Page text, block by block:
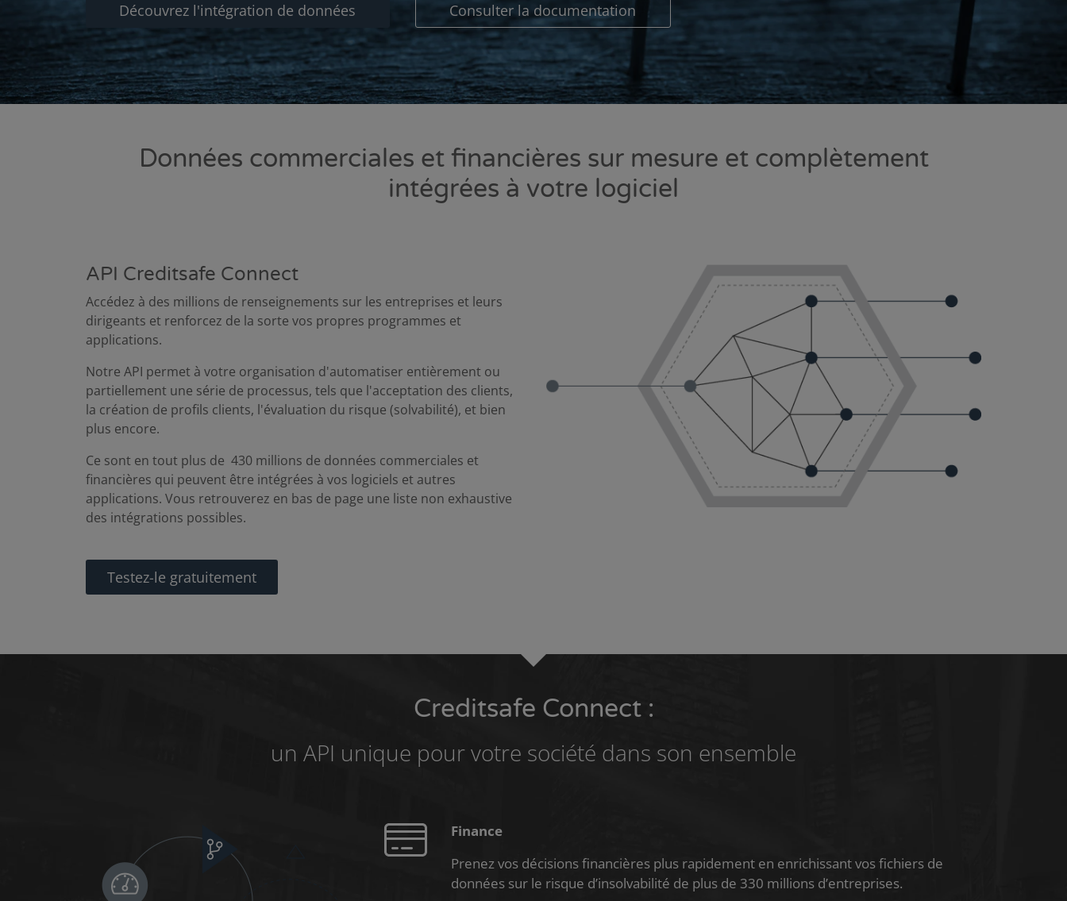
Découvrez l'intégration de données Consulter la documentation
Données commerciales et financières sur mesure et complètement
intégrées à votre logiciel
API Creditsafe Connect
Accédez à des millions de renseignements sur les entreprises et leurs
dirigeants et renforcez de la sorte vos propres programmes et
applications.
Notre API permet à votre organisation d'automatiser entièrement ou
partiellement une série de processus, tels que l'acceptation des clients,
la création de profils clients, l'évaluation du risque (solvabilité), et bien
plus encore.
Ce sont en tout plus de 430 millions de données commerciales et
financières qui peuvent être intégrées à vos logiciels et autres
applications. Vous retrouverez en bas de page une liste non exhaustive
des intégrations possibles.
Testez-le gratuitement
Creditsafe Connect :
un API unique pour votre société dans son ensemble
Finance
Prenez vos décisions financières plus rapidement en enrichissant vos fichiers de
données sur le risque d’insolvabilité de plus de 330 millions d’entreprises.